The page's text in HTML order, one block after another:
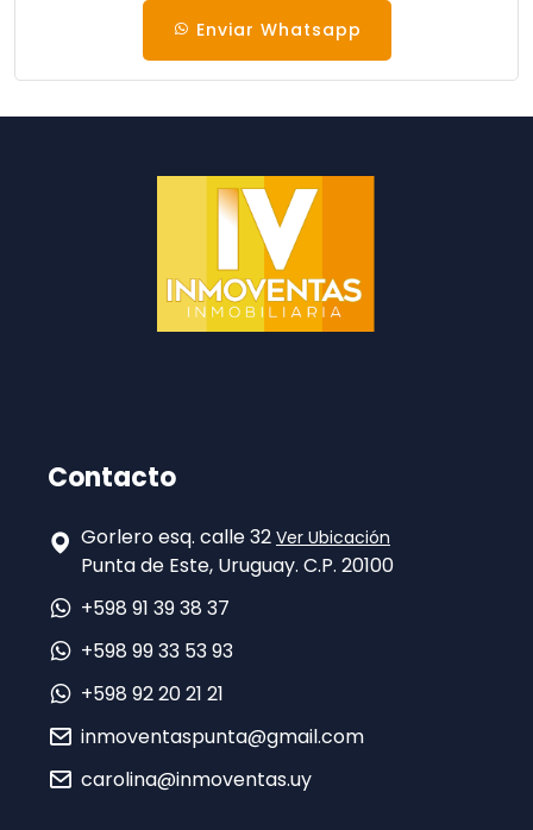
Enviar Whatsapp
Contacto
Gorlero esq. calle 32 Ver Ubicación
Punta de Este, Uruguay. C.P. 20100
+598 91 39 38 37
+598 99 33 53 93
+598 92 20 21 21
inmoventaspunta@gmail.com
carolina@inmoventas.uy